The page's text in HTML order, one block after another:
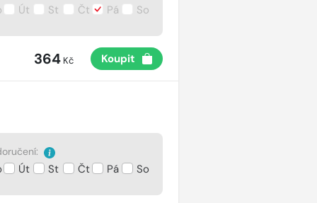
Út St Čt Pá So
364Kč Koupit
Út St Čt Pá So